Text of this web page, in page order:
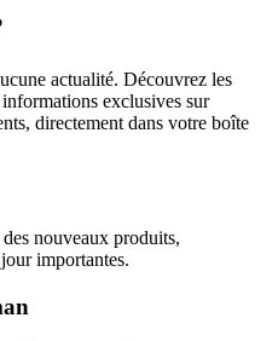
actualité. Découvrez les
exclusives sur
directement dans votre boîte
nouveaux produits,
importantes.